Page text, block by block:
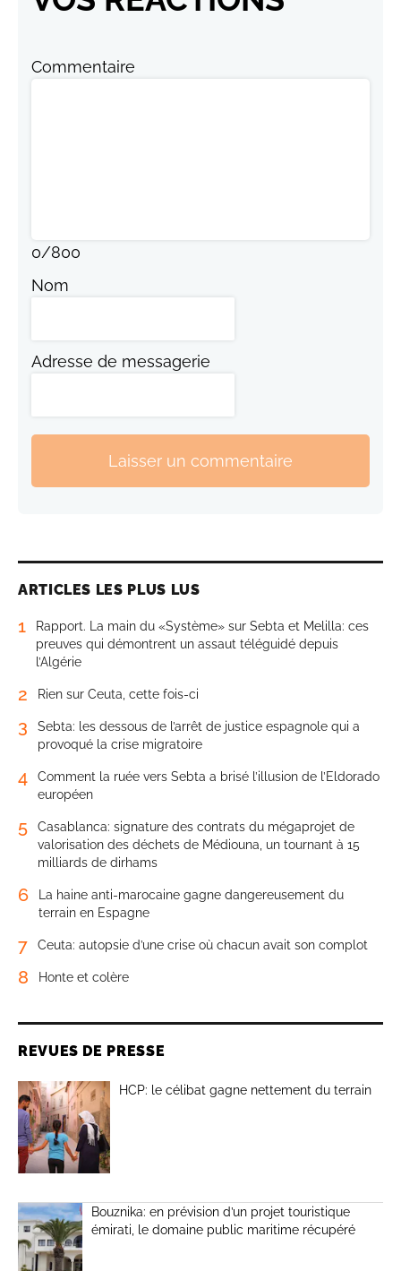
Commentaire
0/800
Nom
Adresse de messagerie
Laisser un commentaire
ARTICLES LES PLUS LUS
1
Rapport. La main du «Système» sur Sebta et Melilla: ces
preuves qui démontrent un assaut téléguidé depuis
l’Algérie
2 Rien sur Ceuta, cette fois-ci
3
Sebta: les dessous de l’arrêt de justice espagnole qui a
provoqué la crise migratoire
4
Comment la ruée vers Sebta a brisé l’illusion de l’Eldorado
européen
5
Casablanca: signature des contrats du mégaprojet de
valorisation des déchets de Médiouna, un tournant à 15
milliards de dirhams
6
La haine anti-marocaine gagne dangereusement du
terrain en Espagne
7 Ceuta: autopsie d’une crise où chacun avait son complot
8 Honte et colère
REVUES DE PRESSE
HCP: le célibat gagne nettement du terrain
Bouznika: en prévision d’un projet touristique
émirati, le domaine public maritime récupéré